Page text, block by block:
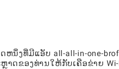
ນຶ່ງທີ່ມີແອັບ all-all-in-one-
າດຂອງທ່ານໃຫ້ກັບເຄືອຂ່າຍ